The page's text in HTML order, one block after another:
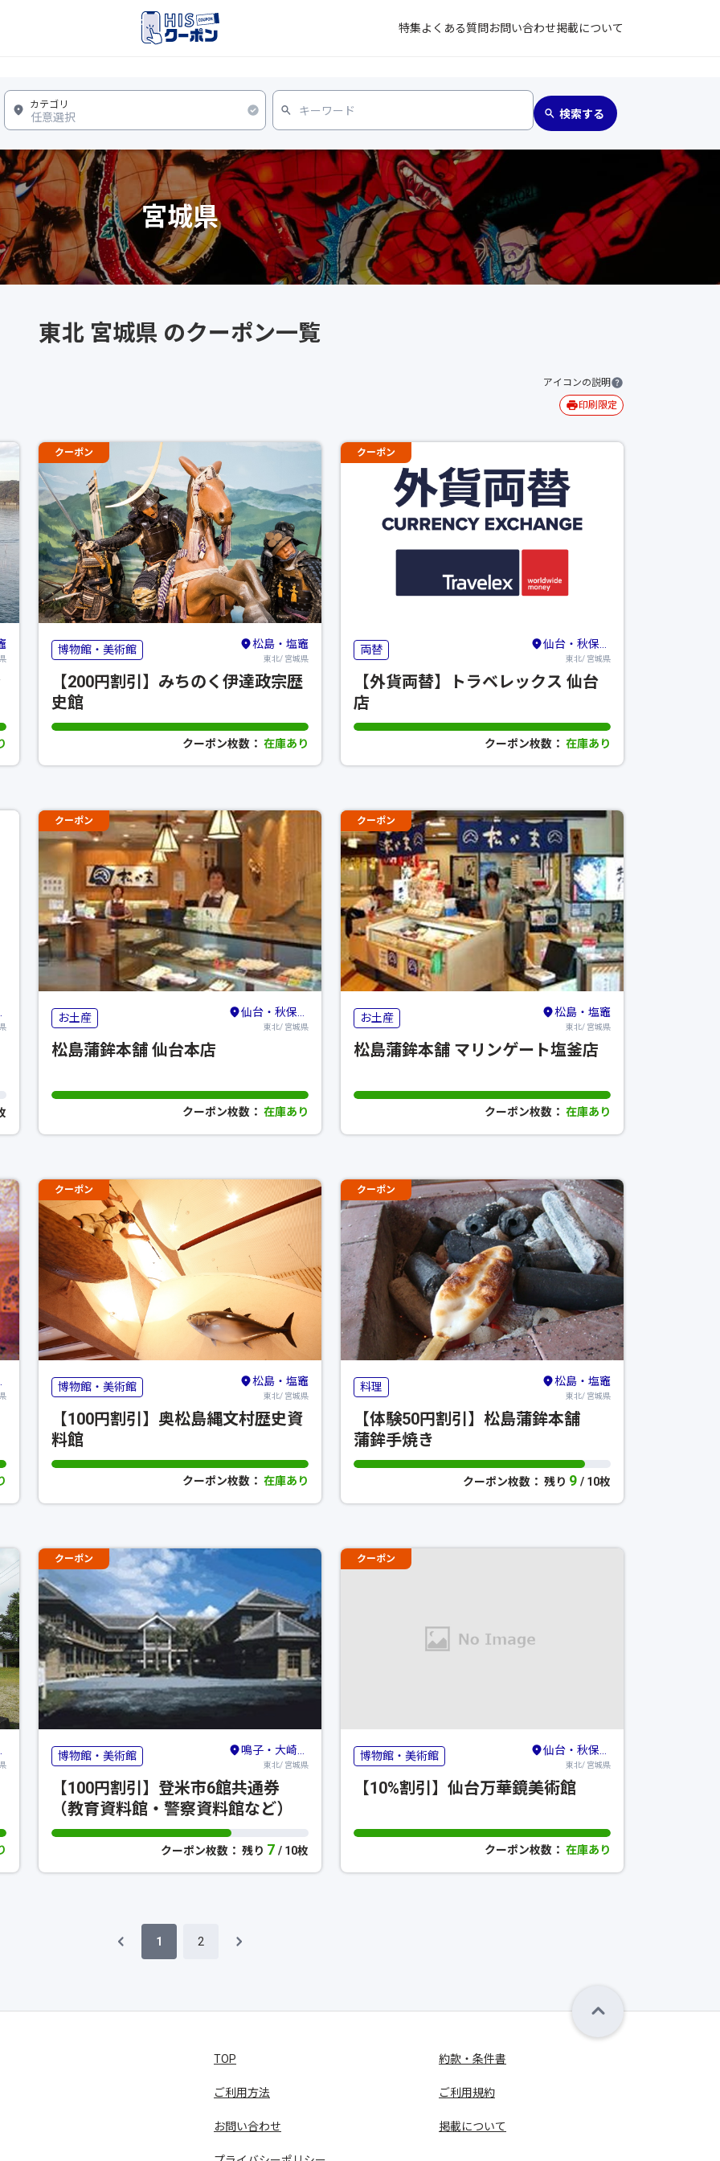
特集よくある質問お問い合わせ掲載について
宮城県
東北 宮城県 のクーポン一覧
アイコンの説明
印刷限定
クーポン
博物館・美術館 松島・塩竈
東北/ 宮城県
【200円割引】みちのく伊達政宗歴
史館
クーポン枚数： 在庫あり
クーポン
両替 仙台・秋保・作並
東北/ 宮城県
【外貨両替】トラベレックス 仙台
店
クーポン枚数： 在庫あり
クーポン
お土産 仙台・秋保・作並
東北/ 宮城県
松島蒲鉾本舗 仙台本店
クーポン枚数： 在庫あり
クーポン
お土産 松島・塩竈
東北/ 宮城県
松島蒲鉾本舗 マリンゲート塩釜店
クーポン枚数： 在庫あり
クーポン
博物館・美術館 松島・塩竈
東北/ 宮城県
【100円割引】奥松島縄文村歴史資
料館
クーポン枚数： 在庫あり
クーポン
料理 松島・塩竈
東北/ 宮城県
【体験50円割引】松島蒲鉾本舗
蒲鉾手焼き
クーポン枚数： 残り 9 / 10枚
クーポン
博物館・美術館 鳴子・大崎・古川・栗原
東北/ 宮城県
【100円割引】登米市6館共通券
（教育資料館・警察資料館など）
クーポン枚数： 残り 7 / 10枚
クーポン
博物館・美術館 仙台・秋保・作並
東北/ 宮城県
【10%割引】仙台万華鏡美術館
クーポン枚数： 在庫あり
1 2
TOP
ご利用方法
お問い合わせ
約款・条件書
ご利用規約
掲載について